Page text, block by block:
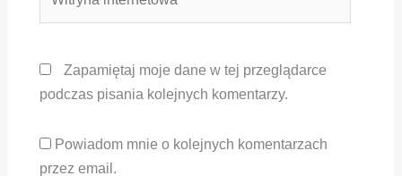
internetowa
Zapamiętaj moje dane w tej przeglądarce
podczas pisania kolejnych komentarzy.
Powiadom mnie o kolejnych komentarzach
przez email.